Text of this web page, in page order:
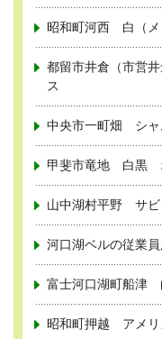
昭和町河西 白（
都留市井倉（市営
ス
中央市一町畑 シ
甲斐市竜地 白黒
山中湖村平野 サ
河口湖ベルの従業
富士河口湖町船津
昭和町押越 アメ